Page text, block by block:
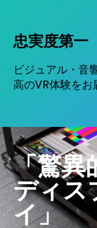
忠実度第一
ビジュアル・音
高のVR体験をお
「驚異
ディス
イ」